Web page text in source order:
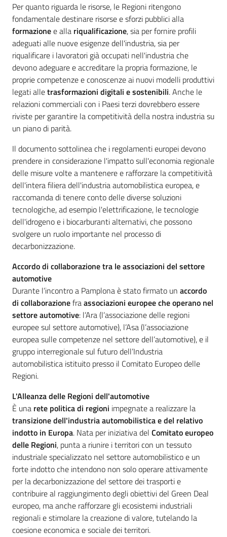
Per quanto riguarda le risorse, le Regioni ritengono
fondamentale destinare risorse e sforzi pubblici alla
formazionee alla riqualificazione, sia per fornire profili
adeguati alle nuove esigenze dell'industria, sia per
riqualificare i lavoratori già occupati nell'industria che
devono adeguare e accreditare la propria formazione, le
proprie competenze e conoscenze ai nuovi modelli produttivi
legati alletrasformazioni digitali e sostenibili. Anche le
relazioni commerciali con i Paesi terzi dovrebbero essere
riviste per garantire la competitività della nostra industria su
un piano di parità.
Il documento sottolinea che i regolamenti europei devono
prendere in considerazione l'impatto sull'economia regionale
delle misure volte a mantenere e rafforzare la competitività
dell'intera filiera dell'industria automobilistica europea, e
raccomanda di tenere conto delle diverse soluzioni
tecnologiche, ad esempio l'elettrificazione, le tecnologie
dell'idrogeno e i biocarburanti alternativi, che possono
svolgere un ruolo importante nel processo di
decarbonizzazione.
Accordo di collaborazione tra le associazioni del settore
automotive
Durante l’incontro a Pamplona è stato firmato un accordo
di collaborazionefraassociazioni europee che operano nel
settore automotive: l’Ara (l’associazione delle regioni
europee sul settore automotive), l’Asa (l’associazione
europea sulle competenze nel settore dell’automotive), e il
gruppo interregionale sul futuro dell’Industria
automobilistica istituito presso il Comitato Europeo delle
Regioni.
L'Alleanza delle Regioni dell'automotive
È una rete politica di regioni impegnate a realizzare la
transizione dell'industria automobilistica e del relativo
indotto in Europa. Nata per iniziativa del Comitato europeo
delle Regioni, punta a riunire i territori con un tessuto
industriale specializzato nel settore automobilistico e un
forte indotto che intendono non solo operare attivamente
per la decarbonizzazione del settore dei trasporti e
contribuire al raggiungimento degli obiettivi del Green Deal
europeo, ma anche rafforzare gli ecosistemi industriali
regionali e stimolare la creazione di valore, tutelando la
coesione economica e sociale dei territori.